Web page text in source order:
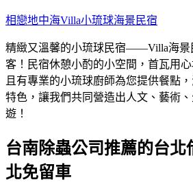
跳
主
要
內
容
相戀地中海Villa小琉球海景民宿
精緻又溫馨的小琉球民宿——Villa海景
客！民宿休憩小酌的小空間，首瓦用
且有專業的小琉球廚師為您提供餐點
特色，讓我們共同營造出人文、藝術
遊！
台南除蟲公司推薦的台北
北免留車